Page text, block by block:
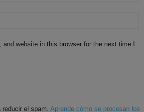
website in this browser for the next time I
el spam. Aprende cómo se procesan los